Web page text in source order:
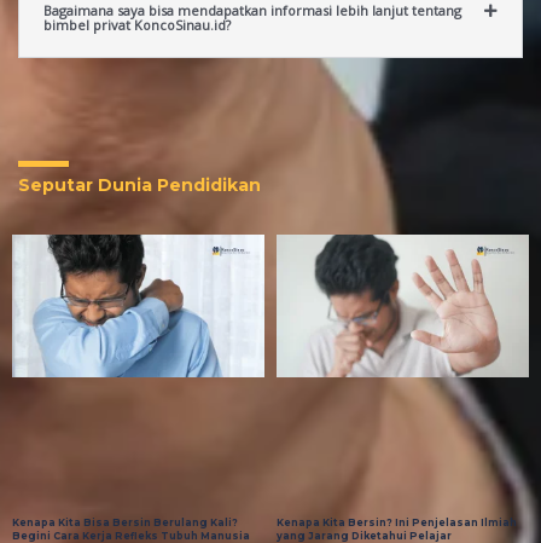
Bagaimana saya bisa mendapatkan informasi lebih lanjut tentang
bimbel privat KoncoSinau.id?
Seputar Dunia Pendidikan
Kenapa Kita Bisa Bersin Berulang Kali?
Begini Cara Kerja Refleks Tubuh Manusia
Kenapa Kita Bersin? Ini Penjelasan Ilmiah
yang Jarang Diketahui Pelajar